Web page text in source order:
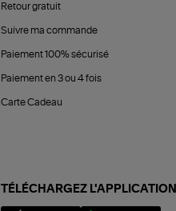
Retour gratuit
Suivre ma commande
Paiement 100% sécurisé
Paiement en 3 ou 4 fois
Carte Cadeau
TÉLÉCHARGEZ L'APPLICATION